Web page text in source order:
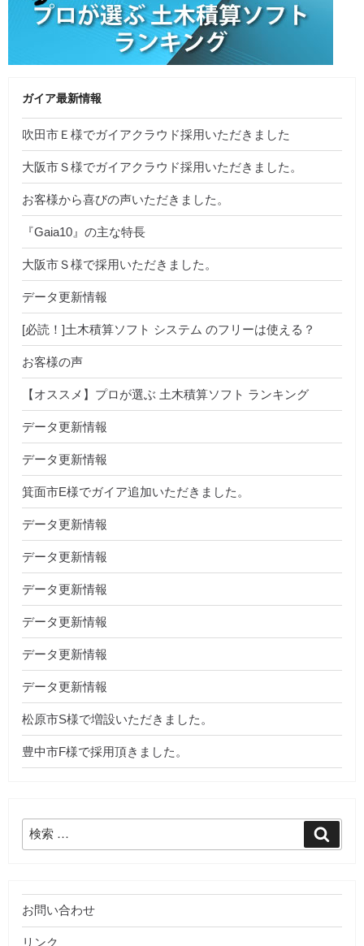
ガイア最新情報
吹田市Ｅ様でガイアクラウド採用いただきました
大阪市Ｓ様でガイアクラウド採用いただきました。
お客様から喜びの声いただきました。
『Gaia10』の主な特長
大阪市Ｓ様で採用いただきました。
データ更新情報
[必読！]土木積算ソフト システム のフリーは使える？
お客様の声
【オススメ】プロが選ぶ 土木積算ソフト ランキング
データ更新情報
データ更新情報
箕面市E様でガイア追加いただきました。
データ更新情報
データ更新情報
データ更新情報
データ更新情報
データ更新情報
データ更新情報
松原市S様で増設いただきました。
豊中市F様で採用頂きました。
検
索:
索
お問い合わせ
リンク